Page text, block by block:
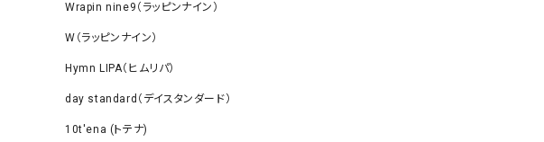
Wrapin nine9（ラッピンナイン）
W（ラッピンナイン）
Hymn LIPA（ヒムリパ）
day standard（デイスタンダード）
10t'ena (トテナ)